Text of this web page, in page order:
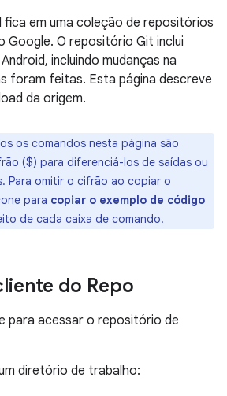
fica em uma coleção de repositórios
Google. O repositório Git inclui
incluindo mudanças na
foram feitas. Esta página descreve
da origem.
os comandos nesta página são
($) para diferenciá-los de saídas ou
Para omitir o cifrão ao copiar o
para copiar o exemplo de código
de cada caixa de comando.
do Repo
para acessar o repositório de
diretório de trabalho: